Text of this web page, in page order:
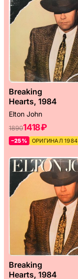
Breaking
Hearts, 1984
Elton John
18901418 ₽
–25% ОРИГИНАЛ 1984
Breaking
Hearts, 1984